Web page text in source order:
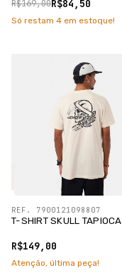
R$84,50
R$169,00
Só restam 4 em estoque!
T-SHIRT SKULL TAPIOCA
R$149,00
REF. 7900121098807
Atenção, última peça!